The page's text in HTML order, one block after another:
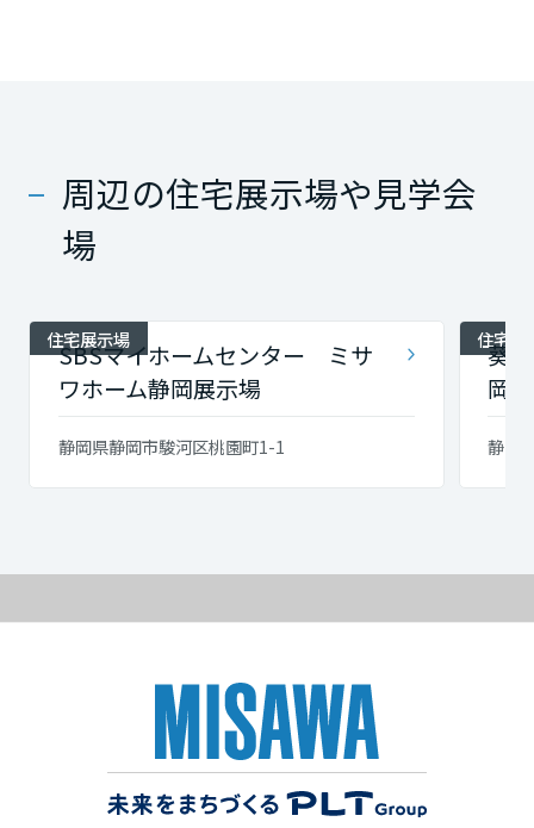
周辺の住宅展示場や見学会
場
住宅展示場
SBSマイホームセンター ミサ
ワホーム静岡展示場
静岡県静岡市駿河区桃園町1-1
住宅展
葵
岡
静岡